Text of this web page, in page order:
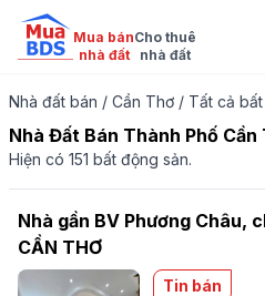
Mua bán
nhà đất
Cho thuê
nhà đất
Nhà đất bán / Cần Thơ / Tất cả
Nhà Đất Bán Thành Phố Cần
Hiện có 151 bất động sản.
Nhà gần BV Phương Châu,
CẦN THƠ
Tin bán